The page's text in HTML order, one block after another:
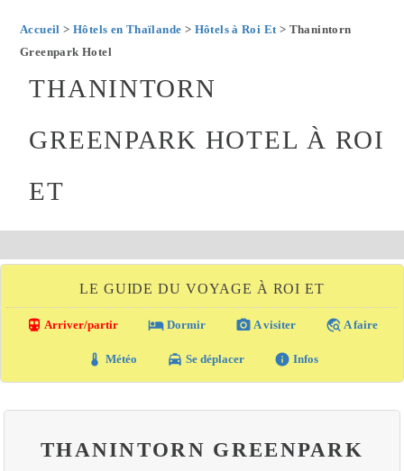
Accueil > Hôtels en Thaïlande > Hôtels à Roi Et> Thanintorn
Greenpark Hotel
THANINTORN
GREENPARK HOTEL À ROI
ET
LE GUIDE DU VOYAGE À ROI ET
directions_transit Arriver/partir local_hotel Dormir photo_camera A visiter travel_explore A faire
thermostat Météo local_taxi Se déplacer info Infos
THANINTORN GREENPARK